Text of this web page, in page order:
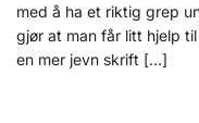
med å ha et riktig grep
gjør at man får litt hjelp
en mer jevn skrift […]